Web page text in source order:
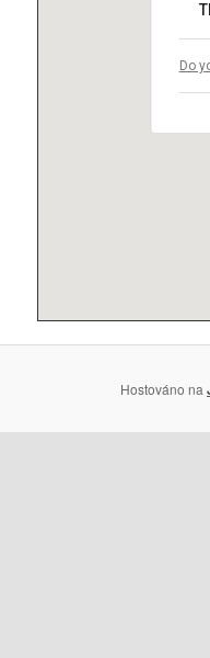
Do
Hostováno na